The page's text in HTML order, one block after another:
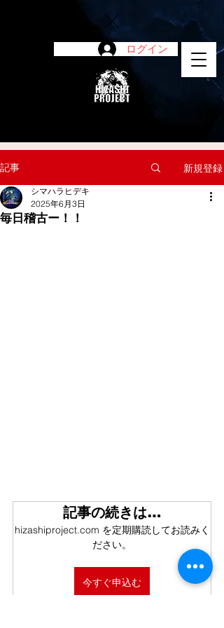
ログイン
記事 新規登録
毎日稽古ー！！
シマハラヒデキ
2025年6月3日
記事の続きは…
hizashiproject.com を定期購読してお読みく
ださい。
今すぐ申込む